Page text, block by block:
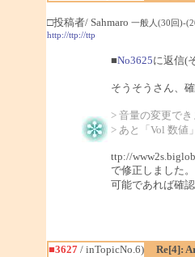
□投稿者/ Sahmaro 一般人(30回)-
http://ttp://ttp
■No3625に返信(
そうそうさん、
> 音量の変更でき
> あと「Vol 数値
ttp://
で修正しました。
可能であれば確
■3627/ inTopicNo.6) Re[4]: